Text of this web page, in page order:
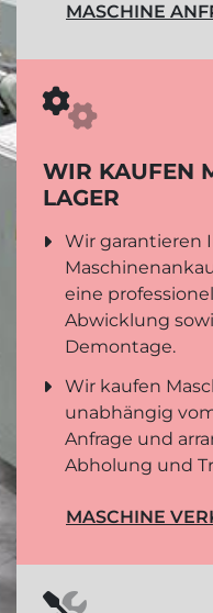
MASCHINE
WIR KAUFEN
LAGER
Wir garantieren
eine
Abwicklung
Demontage.
Wir kaufen
unabhängig
Anfrage und
Abholung und
MASCHINE